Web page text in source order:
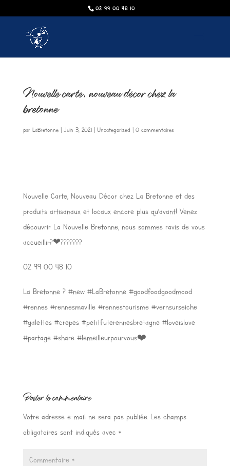
02 99 00 48 10
Nouvelle carte, nouveau décor chez la
bretonne
par LaBretonne| Juin 3, 2021| Uncategorized 0 commentaires
Nouvelle Carte, Nouveau Décor chez La Bretonne et des
produits artisanaux et locaux encore plus qu’avant! Venez
découvrir La Nouvelle Bretonne, nous sommes ravis de vous
accueillir?❤???????
02 99 00 48 10
La Bretonne ? #new #LaBretonne #goodfoodgoodmood
#rennes #rennesmaville #rennestourisme #vernsurseiche
#galettes #crepes #petitfuterennesbretagne #loveislove
#partage #share #lemeilleurpourvous❤️
Poster le commentaire
Votre adresse e-mail ne sera pas publiée. Les champs
obligatoires sont indiqués avec *